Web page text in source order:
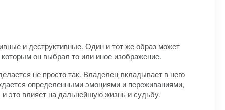
и деструктивные. Один и тот же образ может
он выбрал то или иное изображение.
не просто так. Владелец вкладывает в него
определенными эмоциями и переживаниями,
и это влияет на дальнейшую жизнь и судьбу.